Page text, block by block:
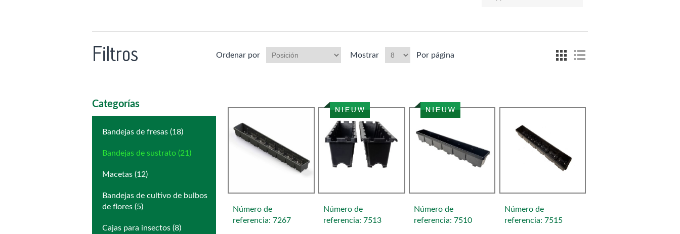
Filtros
Categorías
Bandejas de fresas (18)
Bandejas de sustrato (21)
Macetas (12)
Bandejas de cultivo de bulbos
de flores (5)
Cajas para insectos (8)
Ordenar por Mostrar Por página
Número de
referencia: 7267
Número de
referencia: 7513
Número de
referencia: 7510
Número de
referencia: 7515